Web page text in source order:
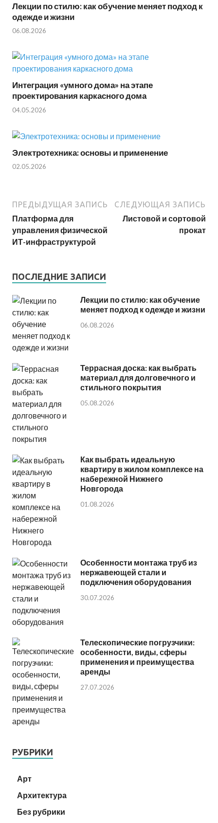
Лекции по стилю: как обучение меняет подход к
одежде и жизни
06.08.2026
Интеграция «умного дома» на этапе
проектирования каркасного дома
04.05.2026
Электротехника: основы и применение
02.05.2026
ПРЕДЫДУЩАЯ ЗАПИСЬ
Платформа для
управления физической
ИТ-инфраструктурой
СЛЕДУЮЩАЯ ЗАПИСЬ
Листовой и сортовой
прокат
ПОСЛЕДНИЕ ЗАПИСИ
Лекции по стилю: как обучение
меняет подход к одежде и жизни
06.08.2026
Террасная доска: как выбрать
материал для долговечного и
стильного покрытия
05.08.2026
Как выбрать идеальную
квартиру в жилом комплексе на
набережной Нижнего
Новгорода
01.08.2026
Особенности монтажа труб из
нержавеющей стали и
подключения оборудования
30.07.2026
Телескопические погрузчики:
особенности, виды, сферы
применения и преимущества
аренды
27.07.2026
РУБРИКИ
Арт
Архитектура
Без рубрики